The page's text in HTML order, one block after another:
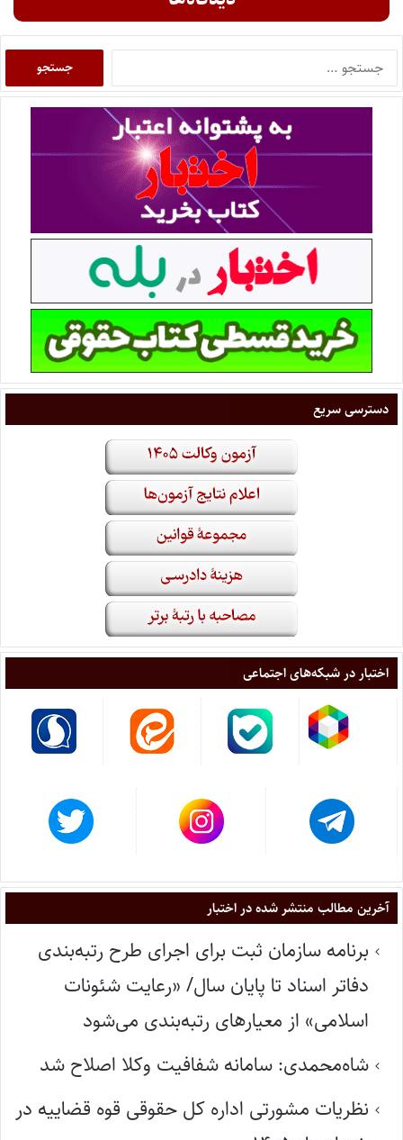
دسترسی سریع
اختبار در شبکه‌های اجتماعی
آخرین مطالب منتشر شده در اختبار
برنامه سازمان ثبت برای اجرای طرح رتبه‌بندی
دفاتر اسناد تا پایان سال/ «رعایت شئونات
اسلامی» از معیارهای رتبه‌بندی می‌شود
شاه‌محمدی: سامانه شفافیت وکلا اصلاح شد
نظریات مشورتی اداره کل حقوقی قوه قضاییه در